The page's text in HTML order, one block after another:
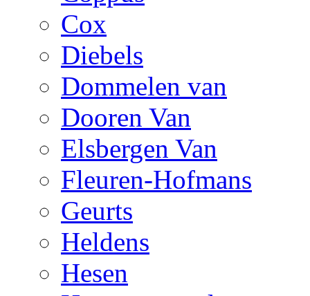
Cox
Diebels
Dommelen van
Dooren Van
Elsbergen Van
Fleuren-Hofmans
Geurts
Heldens
Hesen